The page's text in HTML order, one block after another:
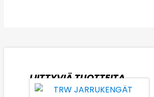
LIITTYVIÄ TUOTTEITA